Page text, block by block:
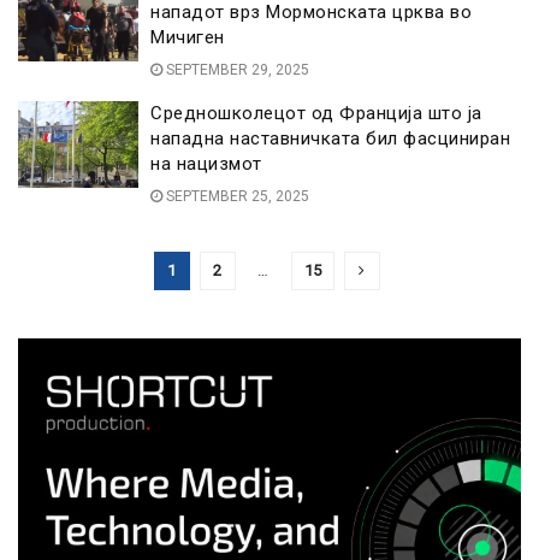
нападот врз Мормонската црква во
Мичиген
SEPTEMBER 29, 2025
Средношколецот од Франција што ја
нападна наставничката бил фасциниран
на нацизмот
SEPTEMBER 25, 2025
1 2 … 15